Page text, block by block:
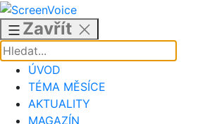
Přejít
obsahu
Zavřít
ÚVOD
TÉMA MĚSÍCE
AKTUALITY
MAGAZÍN